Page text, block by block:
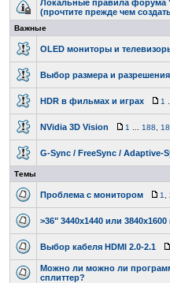
Локальные правила форума
(прочтите прежде чем
Важные
OLED мониторы и
Выбор размера и
HDR в фильмах и играх 1
NVidia 3D Vision 1 188
G-Sync / FreeSync / Adaptive-
Темы
Проблема с монитором 1
>36" 3440x1440 или
Выбор кабеля HDMI 2.0-2.1
Можно ли можно ли
сплиттер?